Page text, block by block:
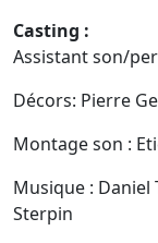
Casting :
Assistant son/
Décors: Pierre
Montage son :
Musique :
Sterpin